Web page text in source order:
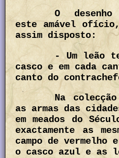
O desenho
este amável
assim disposto:
- Um leão
casco e em cada
canto do
Na
as armas das
em meados do
exactamente as
campo de vermelho
o casco azul e as